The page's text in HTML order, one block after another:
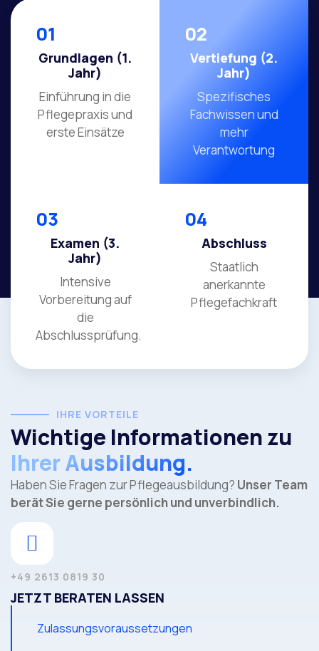
01
Grundlagen (1.
Jahr)
Einführung in die
Pflegepraxis und
erste Einsätze
02
Vertiefung (2.
Jahr)
Spezifisches
Fachwissen und
mehr
Verantwortung
03
Examen (3.
Jahr)
Intensive
Vorbereitung auf
die
Abschlussprüfung.
04
Abschluss
Staatlich
anerkannte
Pflegefachkraft
IHRE VORTEILE
Wichtige Informationen zu
Ihrer Ausbildung.
Haben Sie Fragen zur Pflegeausbildung? Unser Team
berät Sie gerne persönlich und unverbindlich.
+49 2613 0819 30
JETZT BERATEN LASSEN
Zulassungsvoraussetzungen